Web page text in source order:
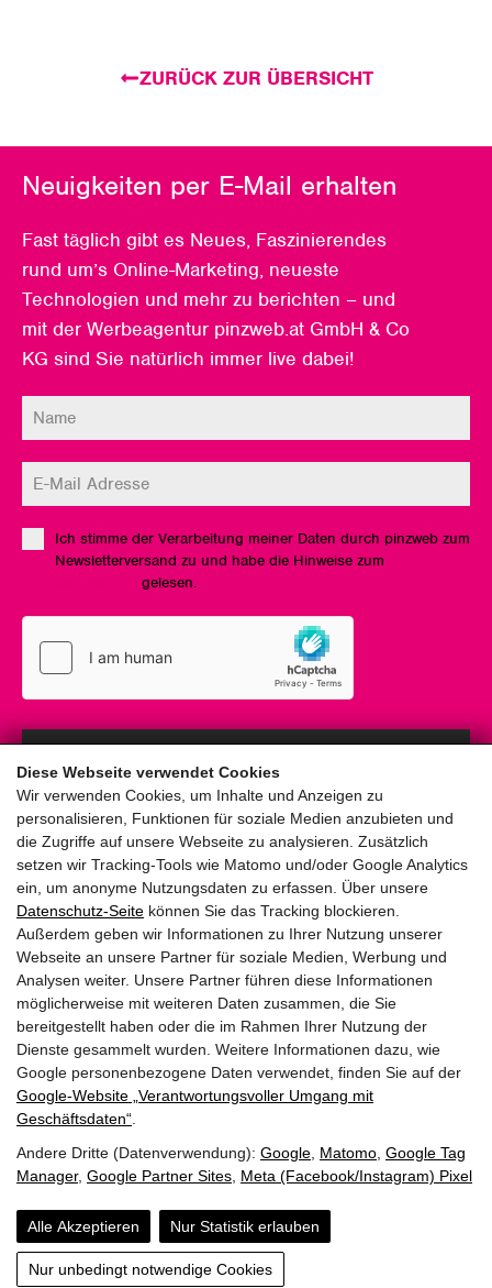
Diese Webseite verwendet Cookies
Wir verwenden Cookies, um Inhalte und Anzeigen zu
personalisieren, Funktionen für soziale Medien anzubieten und
die Zugriffe auf unsere Webseite zu analysieren. Zusätzlich
setzen wir Tracking-Tools wie Matomo und/oder Google Analytics
ein, um anonyme Nutzungsdaten zu erfassen. Über unsere
Datenschutz-Seite können Sie das Tracking blockieren.
Außerdem geben wir Informationen zu Ihrer Nutzung unserer
Webseite an unsere Partner für soziale Medien, Werbung und
Analysen weiter. Unsere Partner führen diese Informationen
möglicherweise mit weiteren Daten zusammen, die Sie
bereitgestellt haben oder die im Rahmen Ihrer Nutzung der
Dienste gesammelt wurden. Weitere Informationen dazu, wie
Google personenbezogene Daten verwendet, finden Sie auf der
Google‑Website „Verantwortungsvoller Umgang mit
Geschäftsdaten“
Andere Dritte (Datenverwendung): Google Matomo Google Tag
Manager, Google Partner Sites Meta (Facebook/Instagram) Pixel
Alle Akzeptieren Nur Statistik erlauben
Nur unbedingt notwendige Cookies
ZURÜCK ZUR ÜBERSICHT
Neuigkeiten per E-Mail erhalten
Fast täglich gibt es Neues, Faszinierendes
rund um’s Online-Marketing, neueste
Technologien und mehr zu berichten – und
mit der Werbeagentur pinzweb.at GmbH & Co
KG sind Sie natürlich immer live dabei!
Ich stimme der Verarbeitung meiner Daten durch pinzweb zum
Newsletterversand zu und habe die Hinweise zum
gelesen.
Anmelden
pinzweb.at GmbH & Co KG
Raiffeisenstraße 4, 5671 Bruck an der Glocknerstraße
Rögergasse 36/6, 1090 Wien
T:+43 (0) 6545 20340
E:office@pinzweb.at
facebook instagram linkedin X
STARTEN SIE IHR PROJEKT
Impressum Datenschutzerklärung Barrierefreiheit